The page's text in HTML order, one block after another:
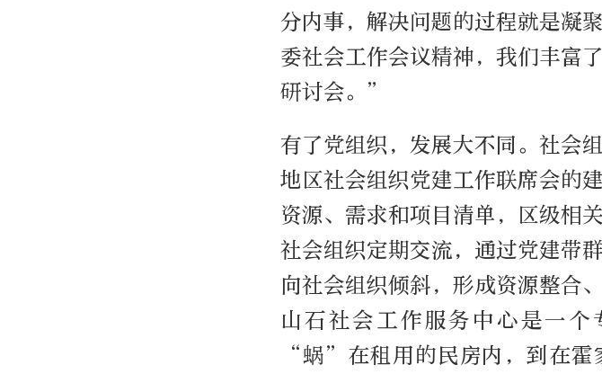
分内事，解决问题的过程就是凝
委社会工作会议精神，我们丰
研讨会。”
有了党组织，发展大不同。社会
地区社会组织党建工作联席会的
资源、需求和项目清单，区级相
社会组织定期交流，通过党建带
向社会组织倾斜，形成资源整合
山石社会工作服务中心是一
“蜗”在租用的民房内，到在霍